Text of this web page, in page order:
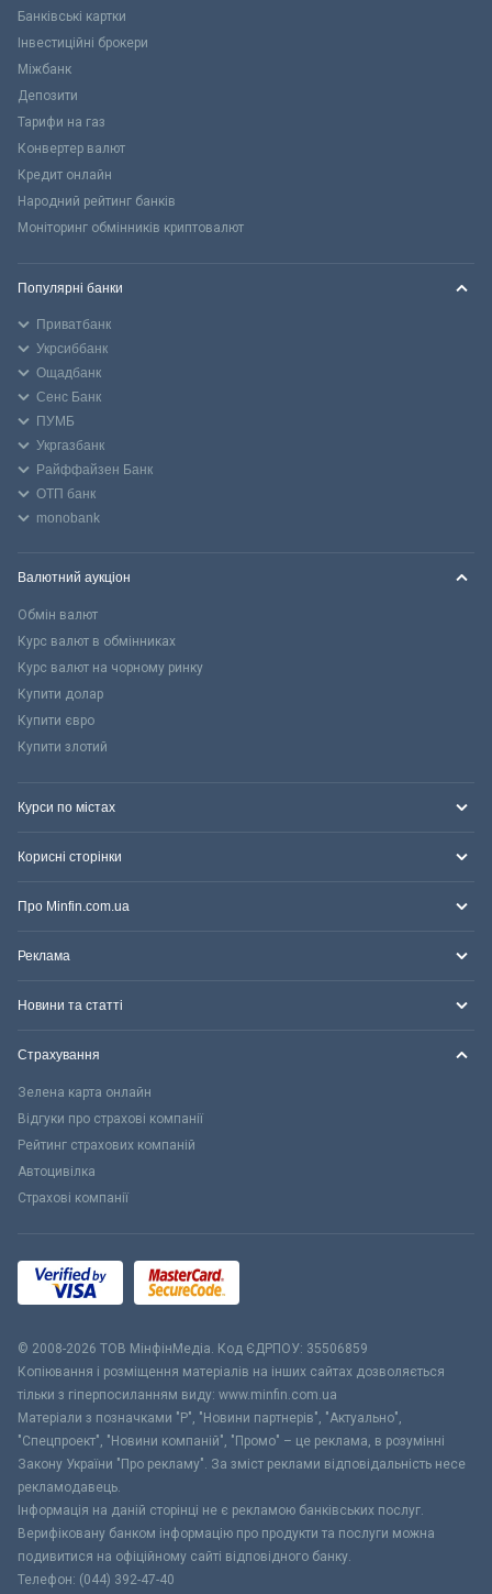
Банківські картки
Інвестиційні брокери
Міжбанк
Депозити
Тарифи на газ
Конвертер валют
Кредит онлайн
Народний рейтинг банків
Моніторинг обмінників криптовалют
Популярні банки
Приватбанк
Укрсиббанк
Ощадбанк
Сенс Банк
ПУМБ
Укргазбанк
Райффайзен Банк
ОТП банк
monobank
Валютний аукціон
Обмін валют
Курс валют в обмінниках
Курс валют на чорному ринку
Купити долар
Купити євро
Купити злотий
Курси по містах
Корисні сторінки
Про Minfin.com.ua
Реклама
Новини та статті
Страхування
Зелена карта онлайн
Відгуки про страхові компанії
Рейтинг страхових компаній
Автоцивілка
Страхові компанії
© 2008-2026 ТОВ МiнфiнМедiа. Код ЄДРПОУ: 35506859
Копіювання і розміщення матеріалів на інших сайтах дозволяється
тільки з гіперпосиланням виду: www.minfin.com.ua
Матеріали з позначками "Р", "Новини партнерів", "Актуально",
"Спецпроект", "Новини компаній", "Промо" – це реклама, в розумінні
Закону України "Про рекламу". За зміст реклами відповідальність несе
рекламодавець.
Інформація на даній сторінці не є рекламою банківських послуг.
Верифіковану банком інформацію про продукти та послуги можна
подивитися на офіційному сайті відповідного банку.
Телефон: (044) 392-47-40